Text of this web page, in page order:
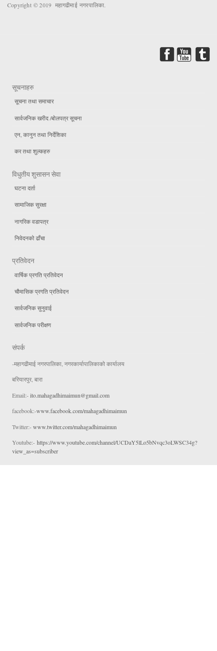
Copyright © 2019 महागढीमाई नगरपालिका.
सूचनाहरु
सूचना तथा समाचार
सार्वजनिक खरीद /बोलपत्र सूचना
एन, कानुन तथा निर्देशिका
कर तथा शुल्कहरु
विधुतीय शुसासन सेवा
घटना दर्ता
सामाजिक सुरक्षा
नागरिक वडापत्र
निवेदनको ढाँचा
प्रतिवेदन
वार्षिक प्रगति प्रतिवेदन
चौमासिक प्रगति प्रतिवेदन
सार्वजनिक सुनुवाई
सार्वजनिक परीक्षण
संपर्क
-महागढीमाई नगरपालिका, नगरकार्यापालिकाको कार्यालय
बरियारपुर, बारा
Email:-ito.mahagadhimaimun@gmail.com
facebook:-www.facebook.com/mahagadhimaimun
Twitter:-www.twitter.com/mahagadhimaimun
Youtube:- https://www.youtube.com/channel/UCDaY5lLo5bNvqc3oLWSC34g?
view_as=subscriber